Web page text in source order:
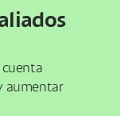
cuenta
aumentar